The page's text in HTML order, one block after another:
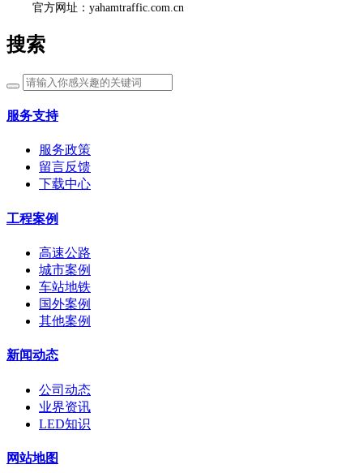
官方网址：yahamtraffic.com.cn
搜索
服务支持
服务政策
留言反馈
下载中心
工程案例
高速公路
城市案例
车站地铁
国外案例
其他案例
新闻动态
公司动态
业界资讯
LED知识
网站地图